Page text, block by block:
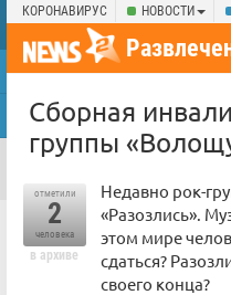
КОРОНАВИРУС НОВОСТИ
Сборная
группы
отметили
2
человека
в архиве
Недавно рок-
«Разозлись».
этом мире
сдаться?
своего конца?